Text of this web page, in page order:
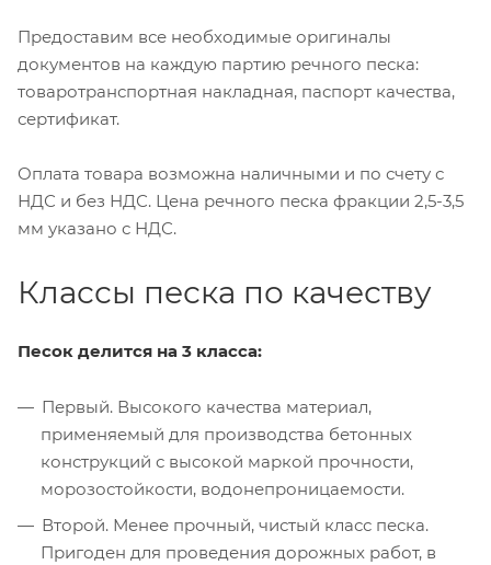
Предоставим все необходимые оригиналы
документов на каждую партию речного песка:
товаротранспортная накладная, паспорт качества,
сертификат.
Оплата товара возможна наличными и по счету с
НДС и без НДС. Цена речного песка фракции 2,5-3,5
мм указано с НДС.
Классы песка по качеству
Песок делится на 3 класса:
Первый. Высокого качества материал,
применяемый для производства бетонных
конструкций с высокой маркой прочности,
морозостойкости, водонепроницаемости.
Второй. Менее прочный, чистый класс песка.
Пригоден для проведения дорожных работ, в